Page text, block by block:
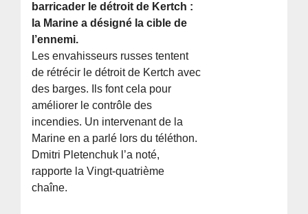
barricader le détroit de Kertch :
la Marine a désigné la cible de
l’ennemi.
Les envahisseurs russes tentent
de rétrécir le détroit de Kertch avec
des barges. Ils font cela pour
améliorer le contrôle des
incendies. Un intervenant de la
Marine en a parlé lors du téléthon.
Dmitri Pletenchuk l’a noté,
rapporte la Vingt-quatrième
chaîne.